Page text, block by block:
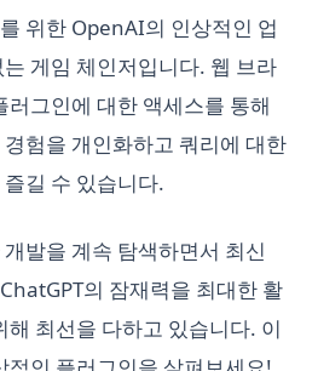
위한 OpenAI의 인상적인 업
게임 체인저입니다. 웹 브라
러그인에 대한 액세스를 통해
험을 개인화하고 쿼리에 대한
길 수 있습니다.
발을 계속 탐색하면서 최신
의 잠재력을 최대한 활
해 최선을 다하고 있습니다. 이